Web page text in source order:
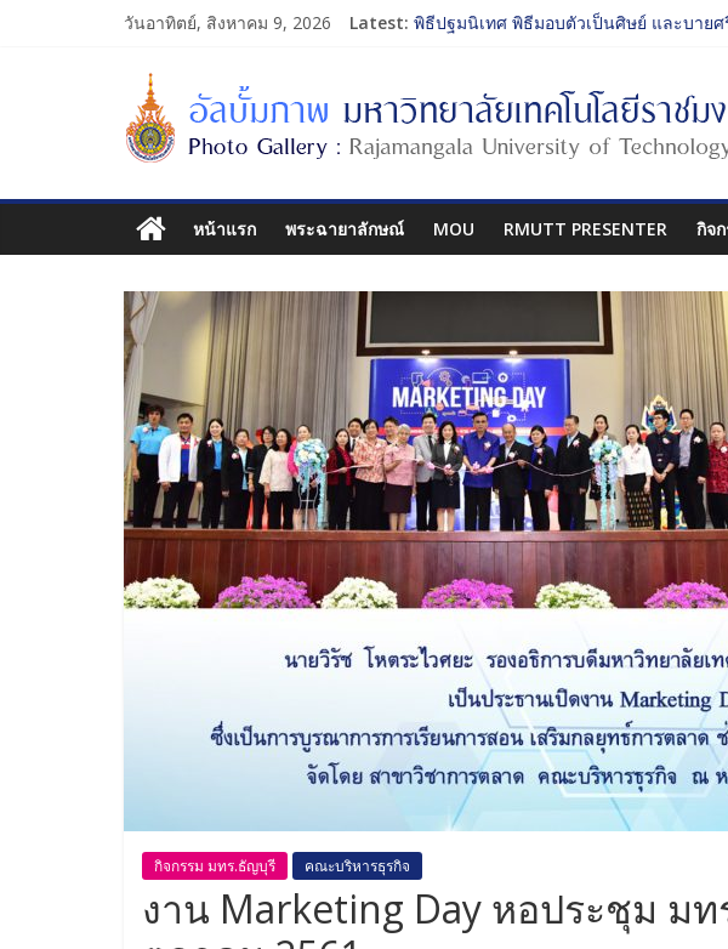
วันอาทิตย์, สิงหาคม 9, 2026 Latest: พิธีปฐมนิเทศ พิธีมอบตัวเป็นศิษย์ และบาย
รับน้องเข้าคณะศิลปกรรมศาสตร์ “โยนลูกรั
หน้าแรก พระฉายาลักษณ์ MOU RMUTT PRESENTER กิจ
กิจกรรม มทร.ธัญบุรี คณะบริหารธุรกิจ
งาน Marketing Day หอประชุม ม